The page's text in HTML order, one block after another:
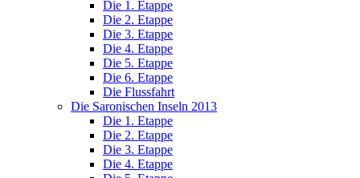
Die 1. Etappe
Die 2. Etappe
Die 3. Etappe
Die 4. Etappe
Die 5. Etappe
Die 6. Etappe
Die Flussfahrt
Die Saronischen Inseln 2013
Die 1. Etappe
Die 2. Etappe
Die 3. Etappe
Die 4. Etappe